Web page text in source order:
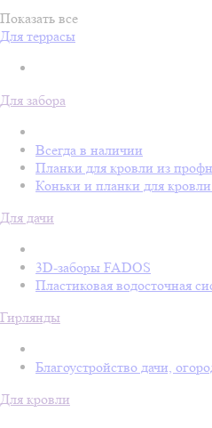
Показать все
Для террасы
Для забора
Всегда в наличии
Планки для кровли из
Коньки и планки для
Для дачи
3D-заборы FADOS
Пластиковая водосточная
Гирлянды
Благоустройство дачи,
Для кровли